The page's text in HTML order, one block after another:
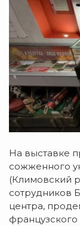
На выставке
сожженного
(Климовский
сотрудников
центра,
французского